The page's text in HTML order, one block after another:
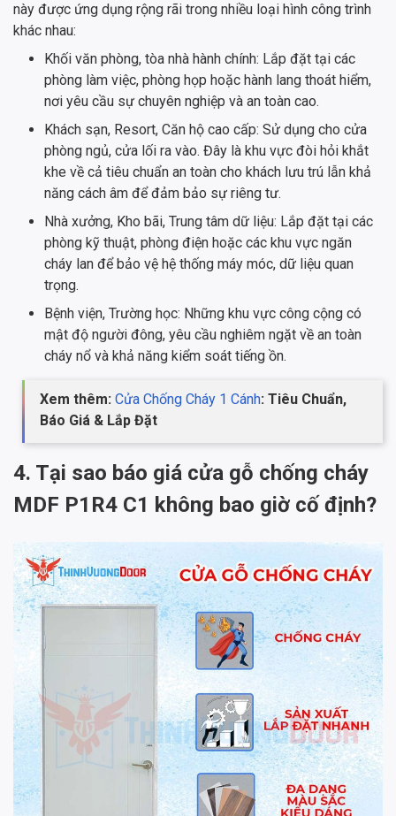
này được ứng dụng rộng rãi trong nhiều loại hình công trình
khác nhau:
Khối văn phòng, tòa nhà hành chính: Lắp đặt tại các
phòng làm việc, phòng họp hoặc hành lang thoát hiểm,
nơi yêu cầu sự chuyên nghiệp và an toàn cao.
Khách sạn, Resort, Căn hộ cao cấp: Sử dụng cho cửa
phòng ngủ, cửa lối ra vào. Đây là khu vực đòi hỏi khắt
khe về cả tiêu chuẩn an toàn cho khách lưu trú lẫn khả
năng cách âm để đảm bảo sự riêng tư.
Nhà xưởng, Kho bãi, Trung tâm dữ liệu: Lắp đặt tại các
phòng kỹ thuật, phòng điện hoặc các khu vực ngăn
cháy lan để bảo vệ hệ thống máy móc, dữ liệu quan
trọng.
Bệnh viện, Trường học: Những khu vực công cộng có
mật độ người đông, yêu cầu nghiêm ngặt về an toàn
cháy nổ và khả năng kiểm soát tiếng ồn.
Xem thêm: Cửa Chống Cháy 1 Cánh: Tiêu Chuẩn,
Báo Giá & Lắp Đặt
4. Tại sao báo giá cửa gỗ chống cháy
MDF P1R4 C1 không bao giờ cố định?